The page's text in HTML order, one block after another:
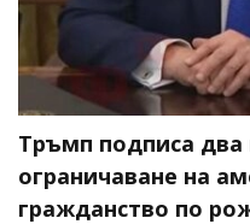
Тръмп подписа два
ограничаване на
гражданство по